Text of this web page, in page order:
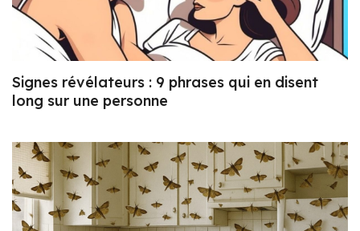
Signes révélateurs : 9 phrases qui en disent
long sur une personne